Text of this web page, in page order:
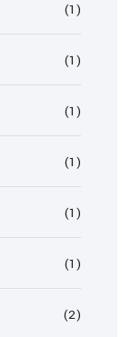
(1)
(1)
(1)
(1)
(1)
(1)
(2)